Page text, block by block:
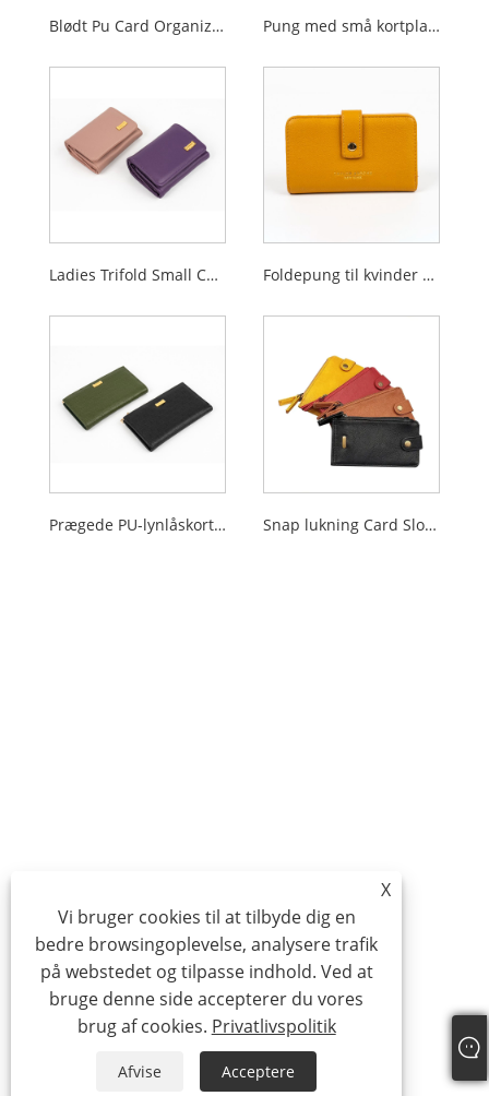
Blødt Pu Card Organizer møntpung damepung Pung med små kortpladser til kvinder
Ladies Trifold Small Card Slots tegnebog Foldepung til kvinder med strimmel
Prægede PU-lynlåskortpladser Mønthylster, damepung Snap lukning Card Slots ID Vindue Dame tegnebog
X
Vi bruger cookies til at tilbyde dig en
bedre browsingoplevelse, analysere trafik
på webstedet og tilpasse indhold. Ved at
bruge denne side accepterer du vores
brug af cookies. Privatlivspolitik
Afvise Acceptere